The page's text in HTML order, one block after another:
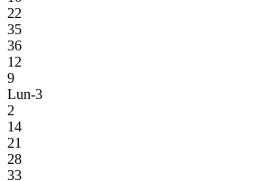
22
35
36
12
9
Lun-3
2
14
21
28
33